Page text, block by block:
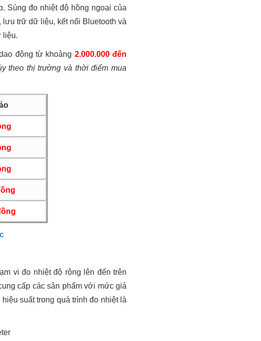
Súng đo nhiệt độ hồng ngoại của
trữ dữ liệu, kết nối Bluetooth và
liệu.
động từ khoảng 2.000.000 đến
theo thị trường và thời điểm mua
vi đo nhiệt độ rộng lên đến trên
cấp các sản phẩm với mức giá
suất trong quá trình đo nhiệt là